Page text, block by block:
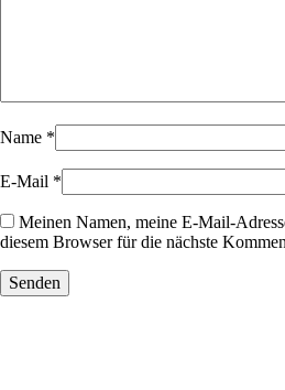
Name *
E-Mail *
Meinen Namen, meine E-Mail-
diesem Browser für die nächste